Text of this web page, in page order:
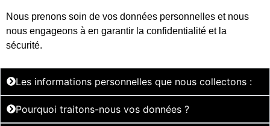
Nous prenons soin de vos données personnelles et nous
nous engageons à en garantir la confidentialité et la
sécurité.
Les informations personnelles que nous collectons :
Pourquoi traitons-nous vos données ?